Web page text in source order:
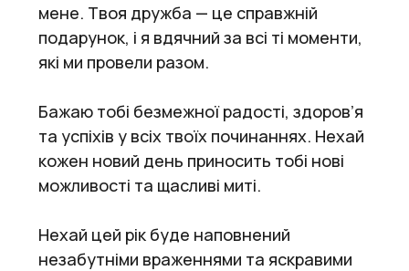
мене. Твоя дружба — це справжній
подарунок, і я вдячний за всі ті моменти,
які ми провели разом.
Бажаю тобі безмежної радості, здоров’я
та успіхів у всіх твоїх починаннях. Нехай
кожен новий день приносить тобі нові
можливості та щасливі миті.
Нехай цей рік буде наповнений
незабутніми враженнями та яскравими